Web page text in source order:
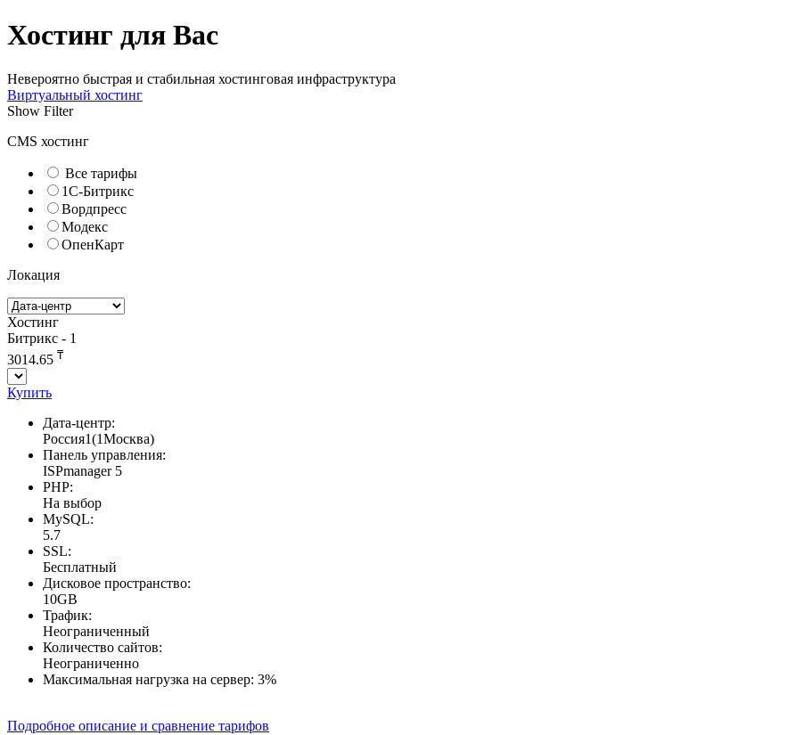
Хостинг для Вас
Невероятно быстрая и стабильная хостинговая инфраструктура
Виртуальный хостинг
Show Filter
CMS хостинг
Все тарифы
1С-Битрикс
Вордпресс
Модекс
ОпенКарт
Локация
Хостинг
Битрикс - 1
3014.65 ₸
Купить
Дата-центр:
Россия1(1Москва)
Панель управления:
ISPmanager 5
PHP:
На выбор
MySQL:
5.7
SSL:
Бесплатный
Дисковое пространство:
10GB
Трафик:
Неограниченный
Количество сайтов:
Неограниченно
Максимальная нагрузка на сервер: 3%
Подробное описание и сравнение тарифов